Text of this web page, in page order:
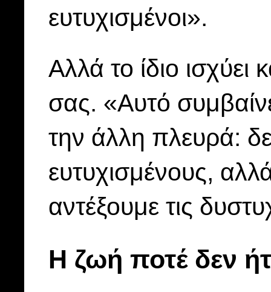
ευτυχισμένοι».
Αλλά το ίδιο
σας. «Αυτό
την άλλη πλευρά:
ευτυχισμένους,
αντέξουμε τις
Η ζωή ποτέ δεν